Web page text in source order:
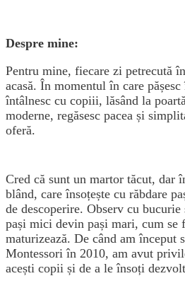
Despre mine:
Pentru mine, fiecare zi petrecută
acasă. În momentul în care
întâlnesc cu copiii, lăsând la
moderne, regăsesc pacea și
oferă.
Cred că sunt un martor tăcut, dar
blând, care însoțește cu răbdare
de descoperire. Observ cu
pași mici devin pași mari, cum se
maturizează. De când am început
Montessori în 2010, am avut
acești copii și de a le însoți